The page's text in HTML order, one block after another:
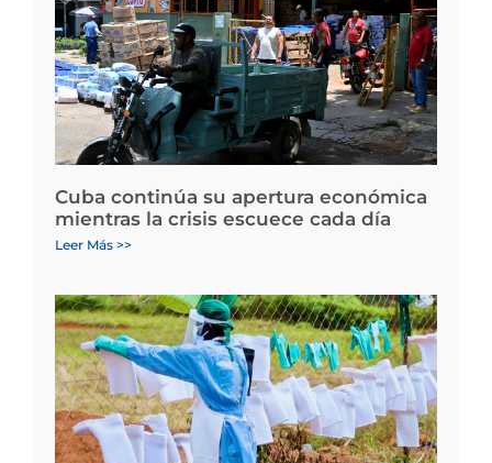
Cuba continúa su apertura económica
mientras la crisis escuece cada día
Leer Más >>